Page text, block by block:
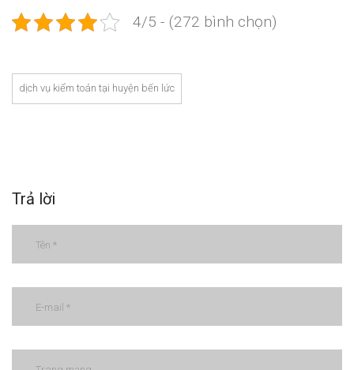
4/5 - (272 bình chọn)
dịch vụ kiểm toán tại huyện bến lức
Trả lời